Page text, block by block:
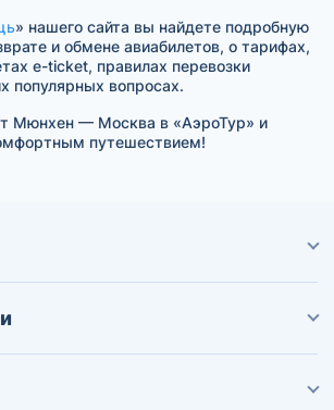
» нашего сайта вы найдете подробную
и обмене авиабилетов, о тарифах,
e-ticket, правилах перевозки
популярных вопросах.
Мюнхен — Москва в «АэроТур» и
путешествием!